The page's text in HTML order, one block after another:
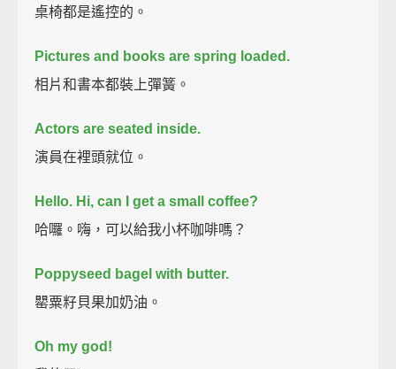
桌椅都是遙控的。
Pictures and books are spring loaded.
相片和書本都裝上彈簧。
Actors are seated inside.
演員在裡頭就位。
Hello. Hi, can I get a small coffee?
哈囉。嗨，可以給我小杯咖啡嗎？
Poppyseed bagel with butter.
罌粟籽貝果加奶油。
Oh my god!